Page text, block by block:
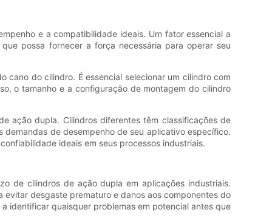
e a compatibilidade ideais. Um fator essencial a
possa fornecer a força necessária para operar seu
do cilindro. É essencial selecionar um cilindro com
o tamanho e a configuração de montagem do cilindro
ação dupla. Cilindros diferentes têm classificações de
de desempenho de seu aplicativo específico.
ideais em seus processos industriais.
de cilindros de ação dupla em aplicações industriais.
desgaste prematuro e danos aos componentes do
identificar quaisquer problemas em potencial antes que